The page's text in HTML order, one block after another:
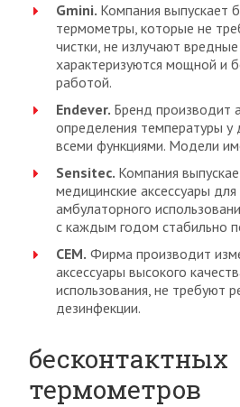
Gmini. Компания выпускает
термометры, которые не
чистки, не излучают
характеризуются мощной и
работой.
Endever. Бренд производит
определения температуры у
всеми функциями. Модели
Sensitec. Компания
медицинские аксессуары
амбулаторного
с каждым годом стабильно
CEM. Фирма производит
аксессуары высокого
использования, не требуют
дезинфекции.
бесконтактных
термометров